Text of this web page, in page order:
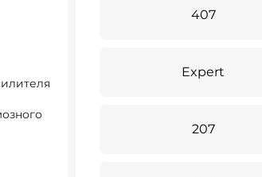
407
Expert
207